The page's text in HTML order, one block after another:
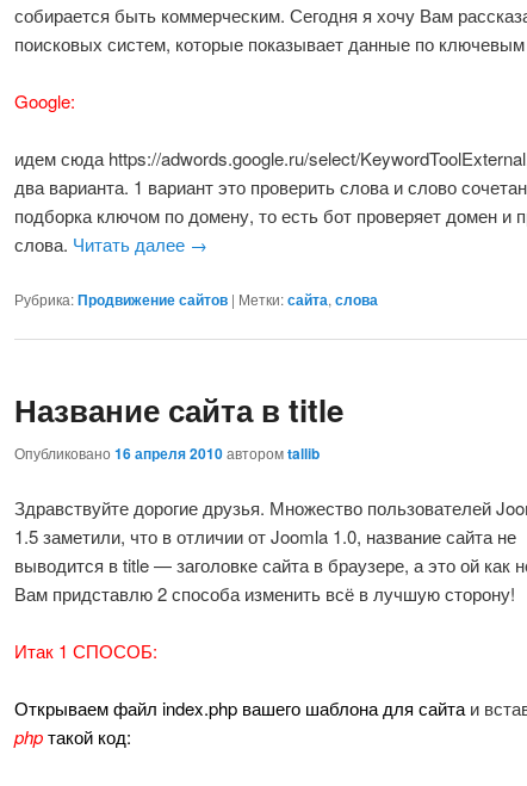
собирается быть коммерческим. Сегодня я хочу Вам
поисковых систем, которые показывает данные по
Google:
идем сюда https://adwords.google.ru/select/
два варианта. 1 вариант это проверить слова и слово
подборка ключом по домену, то есть бот проверяет домен и
слова. Читать далее →
Рубрика:Продвижение сайтов | Метки:сайта, слова
Название сайта в title
Опубликовано 16 апреля 2010авторомtallib
Здравствуйте дорогие друзья. Множество пользователей
1.5 заметили, что в отличии от Joomla 1.0, название сайта не
выводится в title — заголовке сайта в браузере, а это ой как
Вам придставлю 2 способа изменить всё в лучшую сторону!
Итак 1 СПОСОБ:
Открываем файл index.php вашего шаблона для сайтаи
phpтакой код: